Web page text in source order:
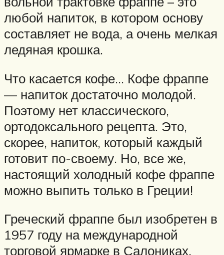
любой напиток, в котором основу
составляет не вода, а очень мелкая
ледяная крошка.
Что касается кофе… Кофе фраппе
— напиток достаточно молодой.
Поэтому нет классического,
ортодоксального рецепта. Это,
скорее, напиток, который каждый
готовит по-своему. Но, все же,
настоящий холодный кофе фраппе
можно выпить только в Греции!
Греческий фраппе был изобретен в
1957 году на международной
торговой ярмарке в Салониках,